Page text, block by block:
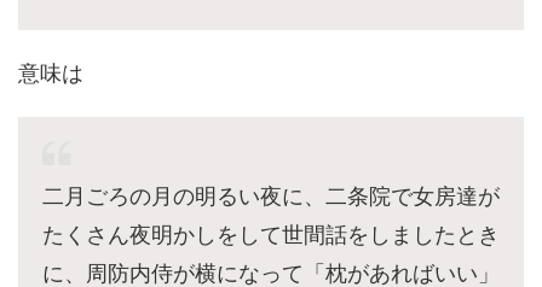
意味は
二月ごろの月の明るい夜に、二条院で女房達が
たくさん夜明かしをして世間話をしましたとき
に、周防内侍が横になって「枕があればいい」